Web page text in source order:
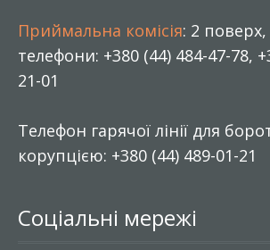
Приймальна комісія: 2
телефони: +380 (44) 484-47-78,
21-01
Телефон гарячої лінії для
корупцією: +380 (44) 489-01-21
Соціальні мережі